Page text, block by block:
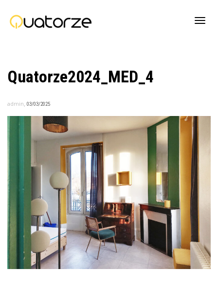
Quatorze2024_MED_4
admin, 03/03/2025